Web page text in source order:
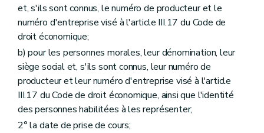
et, s'ils sont connus, le numéro de producteur et le
numéro d'entreprise visé à l'article III.17 du Code de
droit économique;
b) pour les personnes morales, leur dénomination, leur
siège social et, s'ils sont connus, leur numéro de
producteur et leur numéro d'entreprise visé à l'article
III.17 du Code de droit économique, ainsi que l'identité
des personnes habilitées à les représenter;
2° la date de prise de cours;